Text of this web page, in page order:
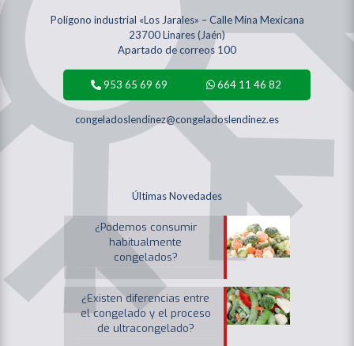
Polígono industrial «Los Jarales» – Calle Mina Mexicana
23700 Linares (Jaén)
Apartado de correos 100
953 65 69 69 664 11 46 82
congeladoslendinez@congeladoslendinez.es
Últimas Novedades
¿Podemos consumir
habitualmente
congelados?
¿Existen diferencias entre
el congelado y el proceso
de ultracongelado?